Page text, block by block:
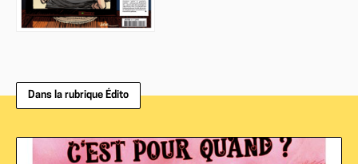
Dans la rubrique Édito